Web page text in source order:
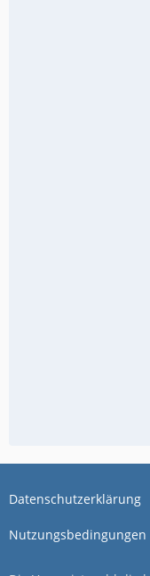
Datenschutzerklärung
Nutzungsbedingungen